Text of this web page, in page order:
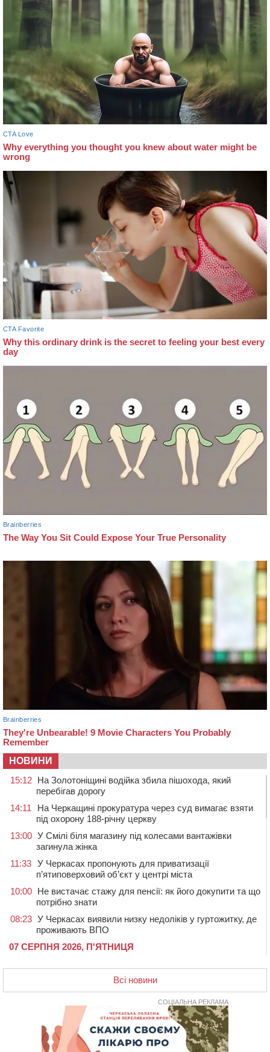
НОВИНИ
15:12 На Золотоніщині водійка збила пішохода, який
перебігав дорогу
14:11
На Черкащині прокуратура через суд вимагає взяти
під охорону 188-річну церкву
13:00 У Смілі біля магазину під колесами вантажівки
загинула жінка
11:33 У Черкасах пропонують для приватизації
п’ятиповерховий об’єкт у центрі міста
10:00 Не вистачає стажу для пенсії: як його докупити та що
потрібно знати
08:23 У Черкасах виявили низку недоліків у гуртожитку, де
проживають ВПО
07 СЕРПНЯ 2026, П'ЯТНИЦЯ
20:13 Черкаси виділять близько 20 млн грн на роботу
ліцею “Перспектива” до кінця року
На Уманщині суд припинив право оренди земельних
ділянок, незаконно переданих іноземцем
Вихователька з Черкас і дві педагогині з області
Всі новини
СОЦІАЛЬНА РЕКЛАМА